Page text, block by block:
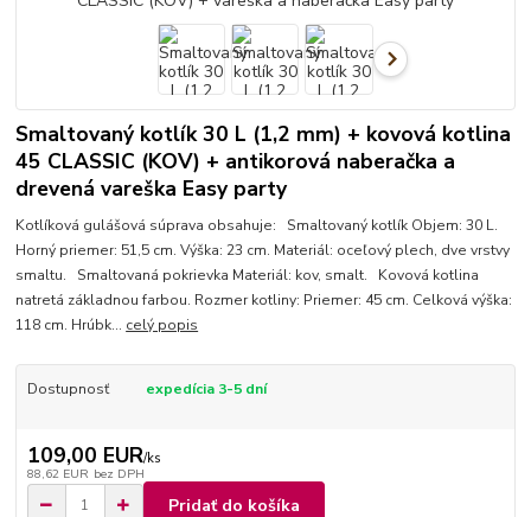
Smaltovaný kotlík 30 L (1,2 mm) + kovová kotlina
45 CLASSIC (KOV) + antikorová naberačka a
drevená vareška Easy party
Kotlíková gulášová súprava obsahuje: Smaltovaný kotlík Objem: 30 L.
Horný priemer: 51,5 cm. Výška: 23 cm. Materiál: oceľový plech, dve vrstvy
smaltu. Smaltovaná pokrievka Materiál: kov, smalt. Kovová kotlina
natretá základnou farbou. Rozmer kotliny: Priemer: 45 cm. Celková výška:
118 cm. Hrúbk... celý popis
Dostupnosť expedícia 3-5 dní
109,00 EUR/ks
88,62 EUR bez DPH
Pridať do košíka